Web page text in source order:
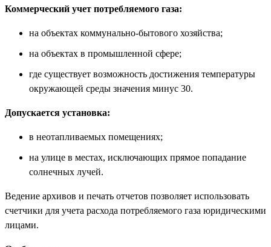
Коммерческий учет потребляемого газа:
на объектах коммунально-бытового хозяйства;
на объектах в промышленной сфере;
где существует возможность достижения температуры
окружающей среды значения минус 30.
Допускается установка:
в неотапливаемых помещениях;
на улице в местах, исключающих прямое попадание
солнечных лучей.
Ведение архивов и печать отчетов позволяет использовать
счетчики для учета расхода потребляемого газа юридическими
лицами.